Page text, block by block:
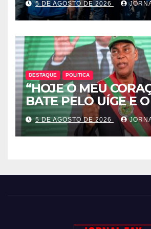
POLÍTICA
PELO 1º
MPLA JOÃO DIOGO
5 DE AGOSTO DE 2026
DESTAQUE POLITICA
“HOJE O MEU
BATE PELO UÍGE E
UMA RIQUEZA QUE
PODE DESPERTAR
– DISSE ACJ
5 DE AGOSTO DE 2026